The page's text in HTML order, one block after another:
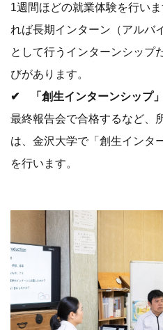
1週間ほどの就業体験を行い
れば長期インターン（アルバ
として行うインターンシップ
びがあります。
✔ 「創生インターンシップ
最終報告会で合格するなど、
は、金沢大学で「創生インタ
を行います。
学生にとって「地域を作る 創
ラム」は、実際に社会に出て